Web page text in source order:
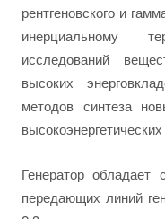
рентгеновского и
инерциальному
исследований
высоких
методов синтеза
Генератор
передающих линий